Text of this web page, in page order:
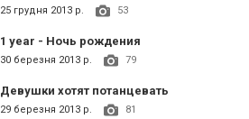
25 грудня 2013 р. 53
1 year - Ночь рождения
30 березня 2013 р. 79
Девушки хотят потанцевать
29 березня 2013 р. 81